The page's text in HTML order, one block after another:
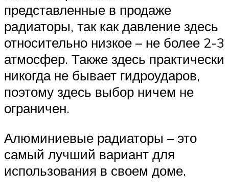
представленные в продаже
радиаторы, так как давление здесь
относительно низкое – не более 2-3
атмосфер. Также здесь практически
никогда не бывает гидроударов,
поэтому здесь выбор ничем не
ограничен.
Алюминиевые радиаторы – это
самый лучший вариант для
использования в своем доме.